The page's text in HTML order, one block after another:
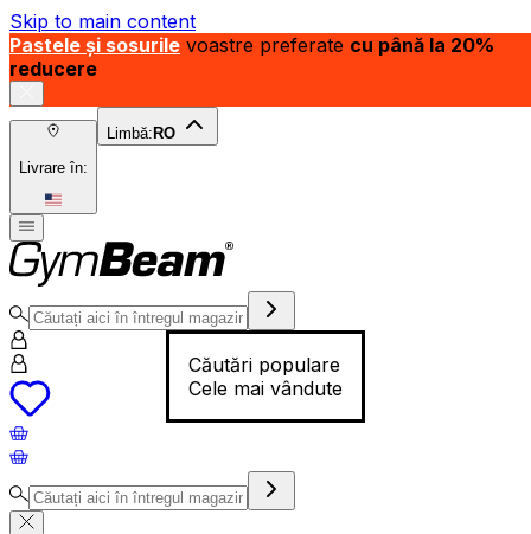
Skip to main content
Pastele și sosurile voastre preferate cu până la 20%
reducere
Livrare în:
Limbă: RO
Căutări populare
Cele mai vândute